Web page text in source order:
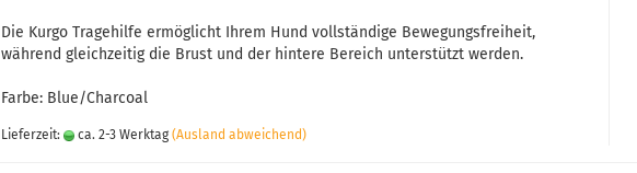
Die Kurgo Tragehilfe ermöglicht Ihrem Hund vollständige Bewegungsfreiheit,
während gleichzeitig die Brust und der hintere Bereich unterstützt werden.
Farbe: Blue/Charcoal
Lieferzeit: ca. 2-3 Werktag (Ausland abweichend)